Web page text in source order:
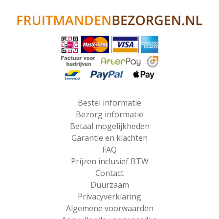
Bestel informatie
Bezorg informatie
Betaal mogelijkheden
Garantie en klachten
FAQ
Prijzen inclusief BTW
Contact
Duurzaam
Privacyverklaring
Algemene voorwaarden